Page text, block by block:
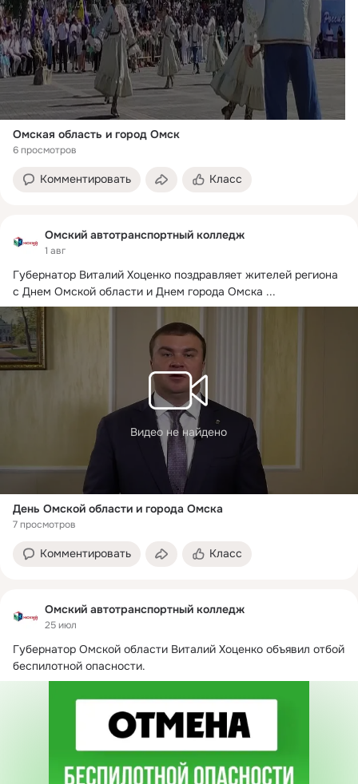
Омская область и город Омск
6 просмотров
Комментировать Класс
Омский автотранспортный колледж
1 авг
Губернатор Виталий Хоценко поздравляет жителей региона
с Днем Омской области и Днем города Омска ...
Видео не найдено
День Омской области и города Омска
7 просмотров
Комментировать Класс
Омский автотранспортный колледж
25 июл
Губернатор Омской области Виталий Хоценко объявил отбой
беспилотной опасности.